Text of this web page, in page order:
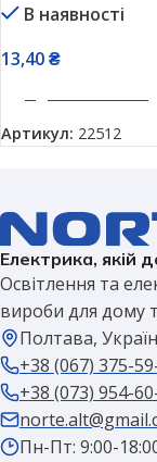
В наявності
13,40₴
Артикул: 22512
Електрика, якій
Освітлення та
вироби для дому
Полтава,
+38 (067) 375-
+38 (073) 954-
Пн-Пт: 9:00-